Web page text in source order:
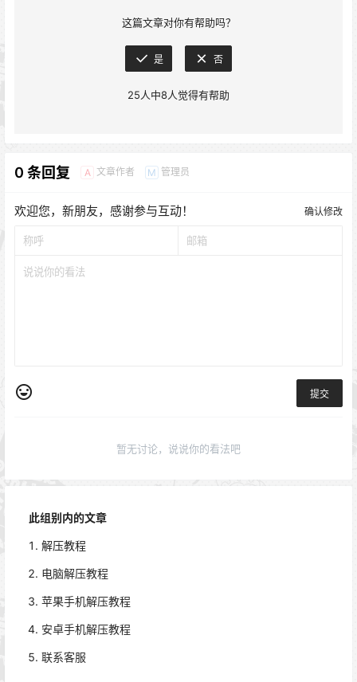
此组别内的文章
解压教程
电脑解压教程
苹果手机解压教程
安卓手机解压教程
联系客服
这篇文章对你有帮助吗？
是 否
25人中8人觉得有帮助
0 条回复 A 文章作者 M 管理员
欢迎您，新朋友，感谢参与互动！ 确认修改
提交
暂无讨论，说说你的看法吧